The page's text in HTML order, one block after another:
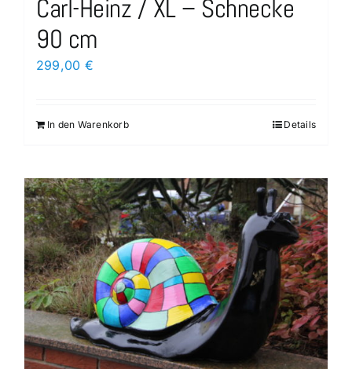
Carl-Heinz / XL – Schnecke
90 cm
299,00 €
In den Warenkorb Details